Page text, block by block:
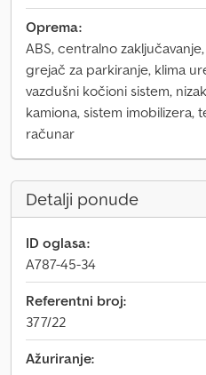
Oprema:
ABS, centralno
grejač za parkiranje, klima
vazdušni kočioni sistem,
kamiona, sistem imobilizera,
računar
Detalji ponude
ID oglasa:
A787-45-34
Referentni broj:
377/22
Ažuriranje: